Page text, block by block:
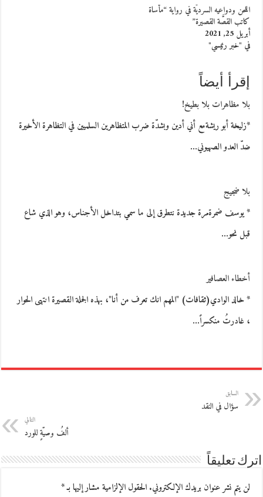
اللحن ودواعيه السرديَّة في رواية “مأساة
كاتب القصَّة القصيرة”
أبريل 25, 2021
في "خبر رئيسي"
إقرأ أيضاً
بلا مظاهرات بلا بطيخ!
*زليخة أبو ريشةمع أني أدين وبشدّة ضرب المتظاهرين السلميين في التظاهرة الأخيرة
ضدّ العدو الصهيوني…
بلا ضجيج
* يوسف ضمرةمرة جديدة نتطرق إلى ما سمي بتداخل الأجناس، وهو الذي شاع
قبل نحو…
أخطاء العصافير
* خالد الوادي(ثقافات) "المهم انك تعرف من أنا"، بهذه الجملة القصيرة انتهى الحوار
، غادرتُ منكسراً…
السابق
سؤال في النقد
التالي
ألفُ وصيّةٍ للورد
اترك تعليقاً
لن يتم نشر عنوان بريدك الإلكتروني.الحقول الإلزامية مشار إليها بـ*